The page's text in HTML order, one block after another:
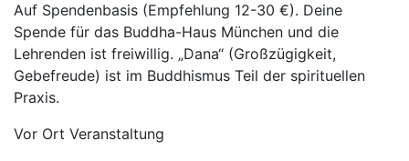
Auf Spendenbasis (Empfehlung 12-30 €). Deine
Spende für das Buddha-Haus München und die
Lehrenden ist freiwillig. „Dana“ (Großzügigkeit,
Gebefreude) ist im Buddhismus Teil der spirituellen
Praxis.
Vor Ort Veranstaltung